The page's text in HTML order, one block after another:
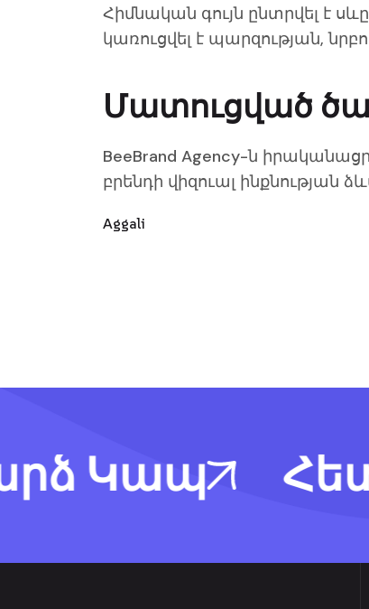
Հիմնական գույն ընտրվել է
կառուցվել է պարզության,
Մատուցված
BeeBrand Agency-ն
բրենդի վիզուալ ինքնության
Aggali
Կապ